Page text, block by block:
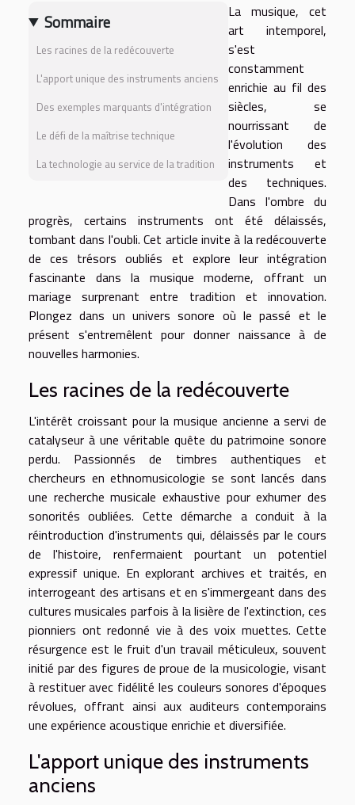
Sommaire
Les racines de la redécouverte
L'apport unique des instruments anciens
Des exemples marquants d'intégration
Le défi de la maîtrise technique
La technologie au service de la tradition
La musique, cet
art intemporel,
s'est
constamment
enrichie au fil des
siècles, se
nourrissant de
l'évolution des
instruments et
des techniques.
Dans l'ombre du
progrès, certains instruments ont été délaissés,
tombant dans l'oubli. Cet article invite à la redécouverte
de ces trésors oubliés et explore leur intégration
fascinante dans la musique moderne, offrant un
mariage surprenant entre tradition et innovation.
Plongez dans un univers sonore où le passé et le
présent s'entremêlent pour donner naissance à de
nouvelles harmonies.
Les racines de la redécouverte
L'intérêt croissant pour la musique ancienne a servi de
catalyseur à une véritable quête du patrimoine sonore
perdu. Passionnés de timbres authentiques et
chercheurs en ethnomusicologie se sont lancés dans
une recherche musicale exhaustive pour exhumer des
sonorités oubliées. Cette démarche a conduit à la
réintroduction d'instruments qui, délaissés par le cours
de l'histoire, renfermaient pourtant un potentiel
expressif unique. En explorant archives et traités, en
interrogeant des artisans et en s'immergeant dans des
cultures musicales parfois à la lisière de l'extinction, ces
pionniers ont redonné vie à des voix muettes. Cette
résurgence est le fruit d'un travail méticuleux, souvent
initié par des figures de proue de la musicologie, visant
à restituer avec fidélité les couleurs sonores d'époques
révolues, offrant ainsi aux auditeurs contemporains
une expérience acoustique enrichie et diversifiée.
L'apport unique des instruments
anciens